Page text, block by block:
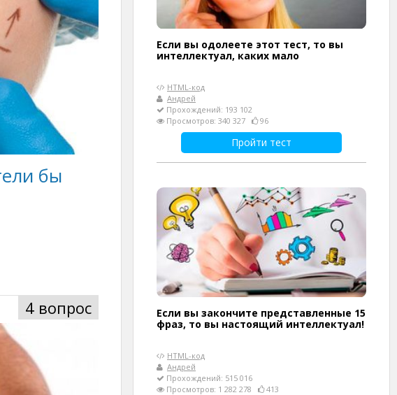
бы
4 вопрос
Если вы одолеете этот тест, то вы
интеллектуал, каких мало
HTML-код
Андрей
Прохождений: 193 102
Просмотров: 340 327
96
Пройти тест
Если вы закончите представленные 15
фраз, то вы настоящий интеллектуал!
HTML-код
Андрей
Прохождений: 515 016
Просмотров: 1 282 278
413